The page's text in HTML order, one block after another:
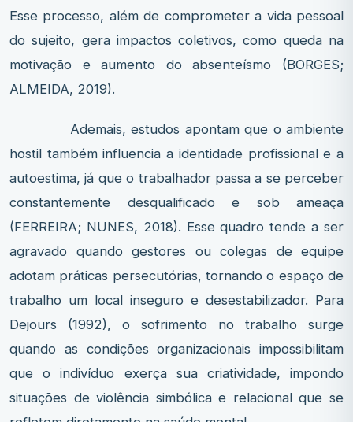
Esse processo, além de comprometer a vida pessoal
do sujeito, gera impactos coletivos, como queda na
motivação e aumento do absenteísmo (BORGES;
ALMEIDA, 2019).
Ademais, estudos apontam que o ambiente
hostil também influencia a identidade profissional e a
autoestima, já que o trabalhador passa a se perceber
constantemente desqualificado e sob ameaça
(FERREIRA; NUNES, 2018). Esse quadro tende a ser
agravado quando gestores ou colegas de equipe
adotam práticas persecutórias, tornando o espaço de
trabalho um local inseguro e desestabilizador. Para
Dejours (1992), o sofrimento no trabalho surge
quando as condições organizacionais impossibilitam
que o indivíduo exerça sua criatividade, impondo
situações de violência simbólica e relacional que se